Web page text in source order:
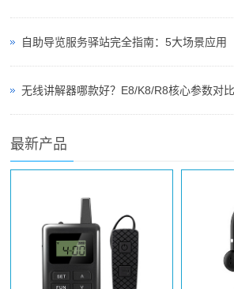
自助导览服务驿站完全指南：5大场景应用
最新产品